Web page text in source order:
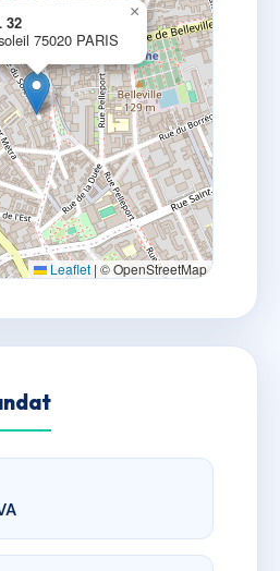
32
75020 PARIS
×
Leaflet | © OpenStreetMap